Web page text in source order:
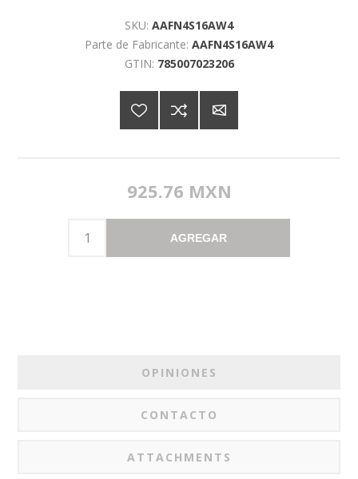
SKU: AAFN4S16AW4
Parte de Fabricante: AAFN4S16AW4
GTIN: 785007023206
925.76 MXN
AGREGAR
OPINIONES
CONTACTO
ATTACHMENTS